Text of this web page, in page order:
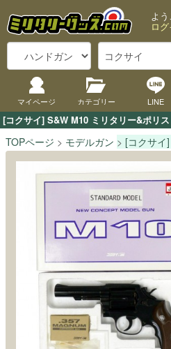
[コクサイ] S&W M10 ミリタリー&ポリ
よ
ロ
マイページ カテゴリー LINE
TOPページ モデルガン [コクサイ